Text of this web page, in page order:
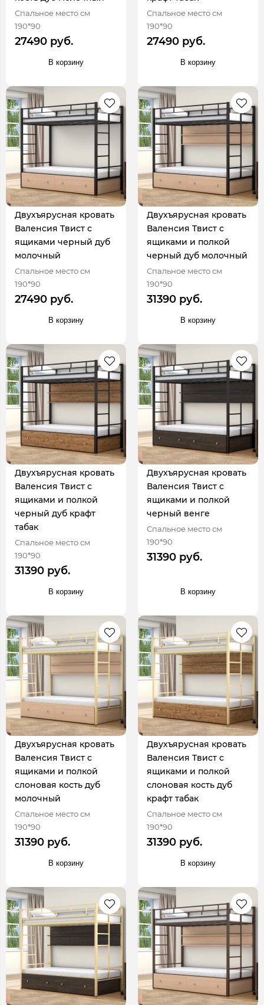
Спальное место см
190*90
27490 руб.
В корзину
Спальное место см
190*90
27490 руб.
В корзину
Двухъярусная кровать
Валенсия Твист с
ящиками черный дуб
молочный
Спальное место см
190*90
27490 руб.
В корзину
Двухъярусная кровать
Валенсия Твист с
ящиками и полкой
черный дуб молочный
Спальное место см
190*90
31390 руб.
В корзину
Двухъярусная кровать
Валенсия Твист с
ящиками и полкой
черный дуб крафт
табак
Спальное место см
190*90
31390 руб.
В корзину
Двухъярусная кровать
Валенсия Твист с
ящиками и полкой
черный венге
Спальное место см
190*90
31390 руб.
В корзину
Двухъярусная кровать
Валенсия Твист с
ящиками и полкой
слоновая кость дуб
молочный
Спальное место см
190*90
31390 руб.
В корзину
Двухъярусная кровать
Валенсия Твист с
ящиками и полкой
слоновая кость дуб
крафт табак
Спальное место см
190*90
31390 руб.
В корзину